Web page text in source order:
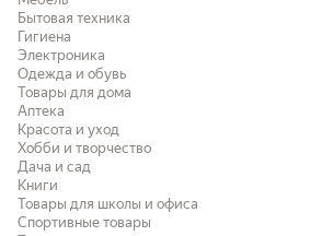
Бытовая техника
Гигиена
Электроника
Одежда и обувь
Товары для дома
Аптека
Красота и уход
Хобби и творчество
Дача и сад
Книги
Товары для школы и офиса
Спортивные товары